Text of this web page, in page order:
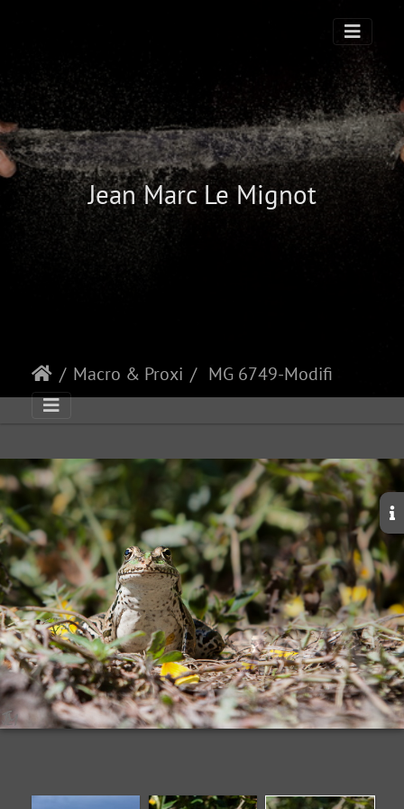
Jean Marc Le Mignot
Macro & Proxi MG 6749-Modifier